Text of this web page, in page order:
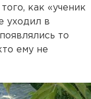
как «ученик
уходил в
то
ему не